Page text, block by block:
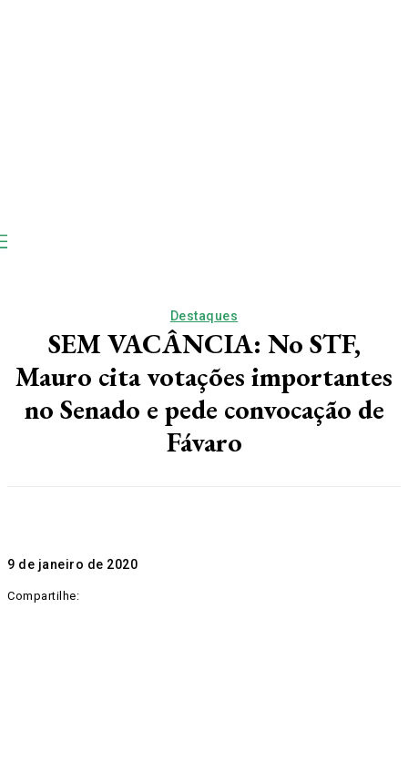
Destaques
SEM VACÂNCIA: No STF,
Mauro cita votações importantes
no Senado e pede convocação de
Fávaro
9 de janeiro de 2020
Compartilhe: